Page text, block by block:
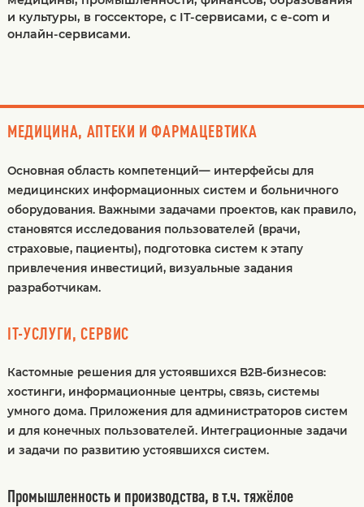
и культуры, в госсекторе, с IT-сервисами, с e-com и
онлайн-сервисами.
МЕДИЦИНА, АПТЕКИ И ФАРМАЦЕВТИКА
Основная область компетенций— интерфейсы для
медицинских информационных систем и больничного
оборудования. Важными задачами проектов, как правило,
становятся исследования пользователей (врачи,
страховые, пациенты), подготовка систем к этапу
привлечения инвестиций, визуальные задания
разработчикам.
IT-УСЛУГИ, СЕРВИС
Кастомные решения для устоявшихся B2B-бизнесов:
хостинги, информационные центры, связь, системы
умного дома. Приложения для администраторов систем
и для конечных пользователей. Интеграционные задачи
и задачи по развитию устоявшихся систем.
Промышленность и производства, в т.ч. тяжёлое